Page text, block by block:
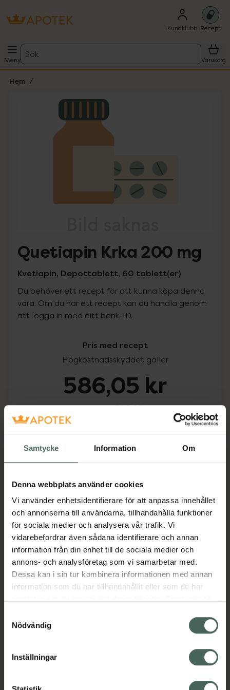
Samtycke Information Om
Denna webbplats använder cookies
Vi använder enhetsidentifierare för att anpassa innehållet
och annonserna till användarna, tillhandahålla funktioner
för sociala medier och analysera vår trafik. Vi
vidarebefordrar även sådana identifierare och annan
information från din enhet till de sociala medier och
annons- och analysföretag som vi samarbetar med.
Dessa kan i sin tur kombinera informationen med annan
information som du har tillhandahållit eller som de har
återkalla ditt samtycke via webbplatsens
cookieinställningar. Ett återkallat samtycke påverkar inte
lagligheten av behandling som skett innan återkallelsen.
Nödvändig
Inställningar
Kundklubb Recept
Meny
Sök
Varukorg
Hem
Lista: . Innehåller 1 objekt.
Quetiapin Krka 200 mg
Kvetiapin, Depottablett, 60 tablett(er)
Du behöver ett recept för att kunna köpa denna
vara. Om du har ett recept kan du handla genom
att logga in med ditt bank-ID.
Pris med recept
Högkostnadsskyddet gäller
586,05 kr
I apotek:586,05 kr
Köp via ditt recept
Beskrivning Dölj
Läs alltid bipacksedeln innan
användning.
EAN:
03838989786564